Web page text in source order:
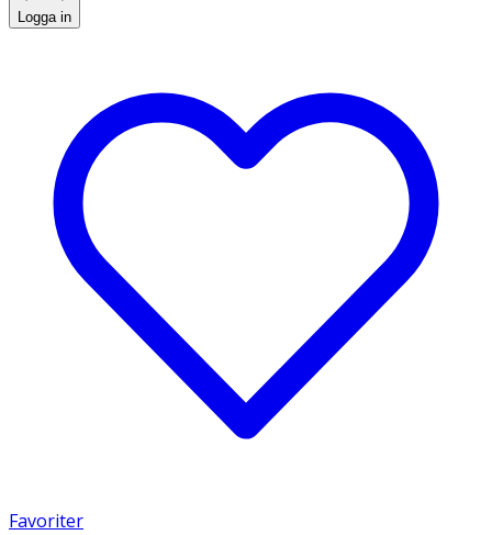
Logga in
Favoriter